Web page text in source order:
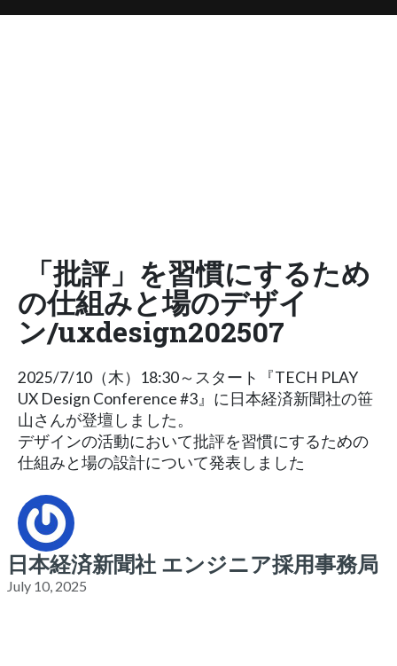
「批評」を習慣にするため
の仕組みと場のデザイ
ン/uxdesign202507
2025/7/10（木）18:30～スタート『TECH PLAY
UX Design Conference #3』に日本経済新聞社の笹
山さんが登壇しました。
デザインの活動において批評を習慣にするための
仕組みと場の設計について発表しました
日本経済新聞社 エンジニア採用事務局
July 10, 2025